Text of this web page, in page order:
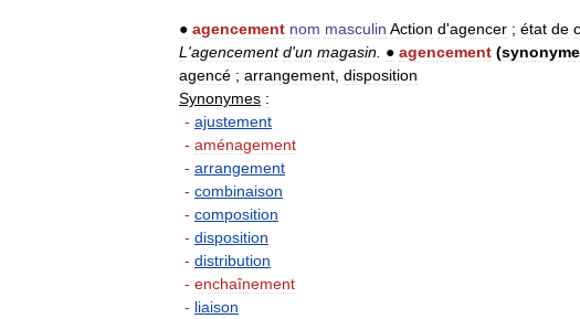
● agencement nom masculin Action d'agencer ; état de
L 'agencement d'un magasin ● agencement (
agencé ; arrangement disposition
Synonymes :
- ajustement
- aménagement
- arrangement
- combinaison
- composition
- disposition
- distribution
- enchaînement
- liaison